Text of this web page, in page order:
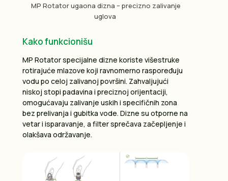
MP Rotator ugaona dizna – precizno zalivanje
uglova
Kako funkcionišu
MP Rotator specijalne dizne koriste višestruke
rotirajuće mlazove koji ravnomerno raspoređuju
vodu po celoj zalivanoj površini. Zahvaljujući
niskoj stopi padavina i preciznoj orijentaciji,
omogućavaju zalivanje uskih i specifičnih zona
bez prelivanja i gubitka vode. Dizne su otporne na
vetar i isparavanje, a filter sprečava začepljenje i
olakšava održavanje.